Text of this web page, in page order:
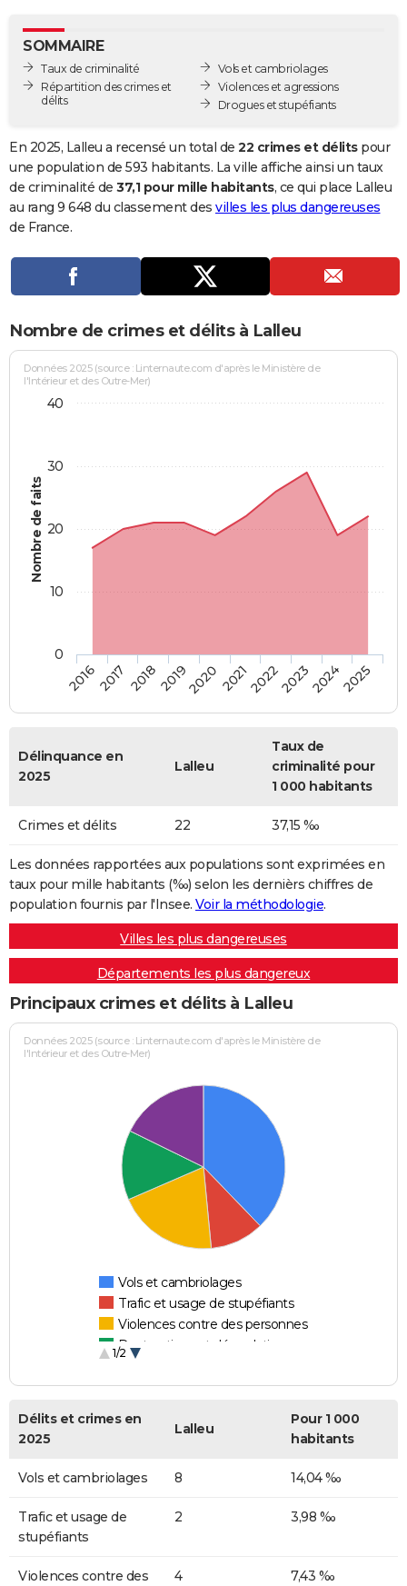
GUIDES D'ACHAT
BONS PLANS
Carte de Noël
Carte Bonne année
Carte Saint-Valentin
Carte Pâques
Carte d'anniversaire
DICTIONNAIRE
Dictionnaire
Biographies
Citations
Expressions
Proverbes
PROGRAMME TV
Se connecter
Entreprises
Service militaire
Avis de recherche
AVIS DE DÉCÈS
Bricolage
Lifestyle
Culture
Sport
Auto
Television
Voyage
Cinema
SOMMAIRE
Taux de criminalité
Répartition des crimes et
délits
Vols et cambriolages
Violences et agressions
Drogues et stupéfiants
En 2025, Lalleu a recensé un total de 22 crimes et délitspour
une population de 593 habitants. La ville affiche ainsi un taux
de criminalité de 37,1 pour mille habitants, ce qui place Lalleu
au rang 9 648 du classement des villes les plus dangereuses
de France.
Nombre de crimes et délits à Lalleu
Nombre de faits
Données 2025 (source : Linternaute.com d'après le Ministère de
l'Intérieur et des Outre-Mer)
20162017 20182019202020212022202320242025
0
10
20
30
40
Délinquance en
2025
Lalleu
Taux de
criminalité pour
1 000 habitants
Crimes et délits 22 37,15 ‰
Les données rapportées aux populations sont exprimées en
taux pour mille habitants (‰) selon les dernièrs chiffres de
population fournis par l'Insee. Voir la méthodologie.
Villes les plus dangereuses
Départements les plus dangereux
Principaux crimes et délits à Lalleu
Données 2025 (source : Linternaute.com d'après le Ministère de
l'Intérieur et des Outre-Mer)
Vols et cambriolages
Trafic et usage de stupéfiants
Violences contre des personnes
Destructions et dégradations
1/2
Délits et crimes en
2025
Lalleu
Pour 1 000
habitants
Vols et cambriolages 8 14,04 ‰
Trafic et usage de
stupéfiants
2 3,98 ‰
Violences contre des
4 7,43 ‰